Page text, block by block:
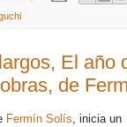
El año
de
Fermín Solís, inicia un